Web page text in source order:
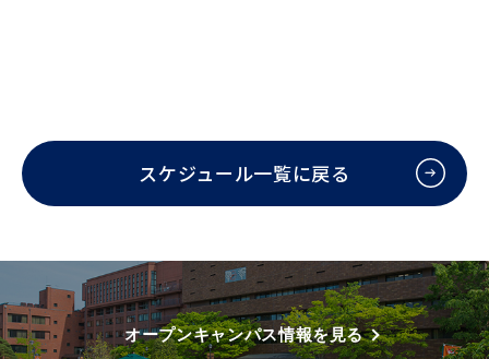
スケジュール一覧に戻る
オープンキャンパス情報を見る